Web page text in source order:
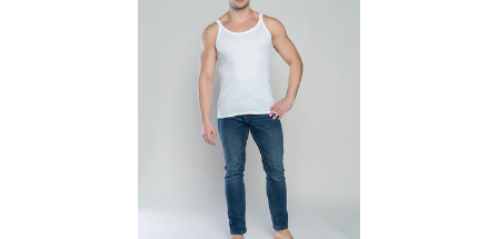
EMILI
EWANA
EWLON
FERNAND PERIL
FIORE
FUN-POL